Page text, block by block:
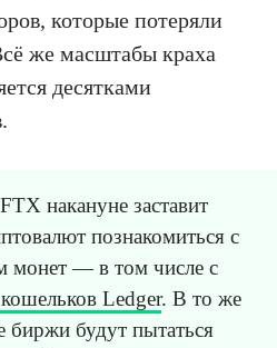
которые потеряли
же масштабы краха
десятками
накануне заставит
познакомиться с
монет — в том числе с
Ledger. В то же
биржи будут пытаться